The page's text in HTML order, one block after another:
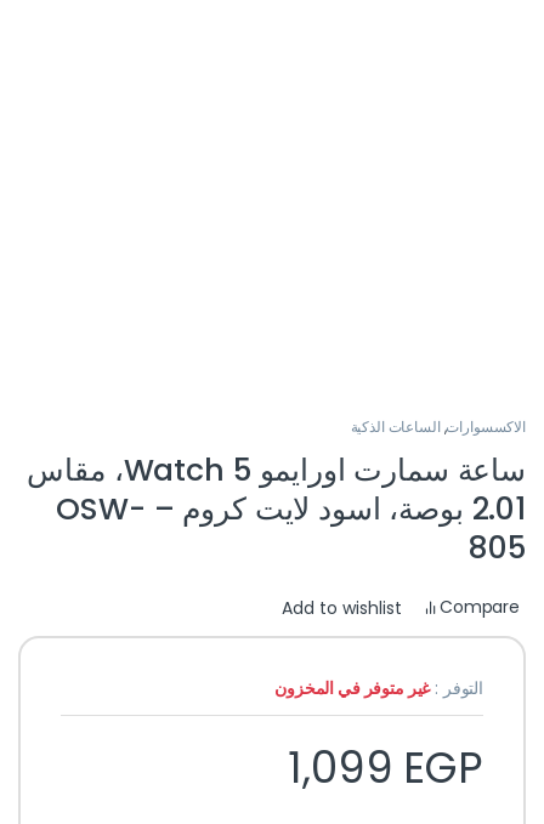
الاكسسوارات,الساعات الذكية
ساعة سمارت اورايمو Watch 5، مقاس
2.01 بوصة، اسود لايت كروم – OSW-
805
Compare
Add to wishlist
التوفر :غير متوفر في المخزون
1,099 EGP